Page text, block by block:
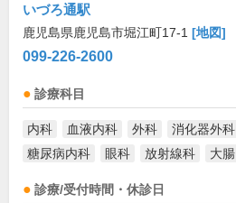
いづろ通駅
鹿児島県鹿児島市堀江町17-1 [地図]
099-226-2600
診療科目
内科 血液内科 外科 消化器外科
糖尿病内科
眼科 放射線科 大
診療/受付時間・休診日